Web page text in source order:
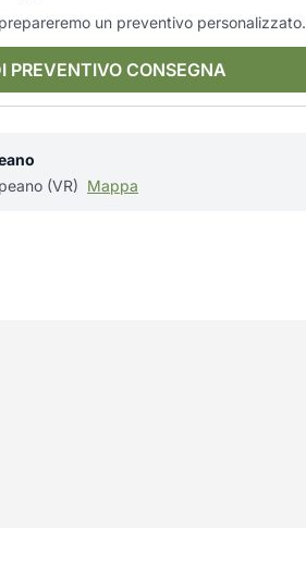
un preventivo personalizzato.
PREVENTIVO CONSEGNA
(VR) Mappa